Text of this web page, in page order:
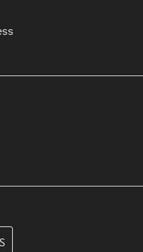
erstelle im nächsten